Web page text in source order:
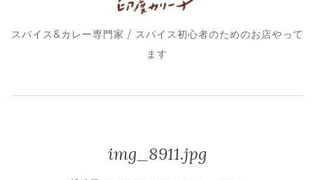
スパイス&カレー専門家 / スパイス初心者のためのお店やって
ます
img_8911.jpg